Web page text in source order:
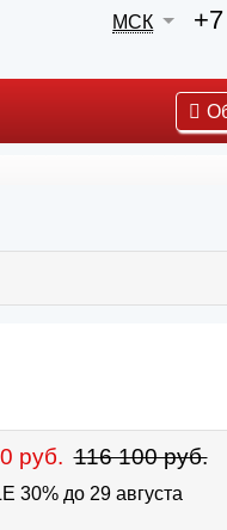
МСК
руб. 116 100 руб.
30% до 29 августа